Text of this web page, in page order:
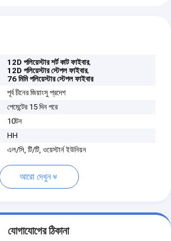
12D পলিয়েস্টার শর্ট কাট ফাইবার,
12D পলিয়েস্টার স্টেপল ফাইবার,
76 মিমি পলিয়েস্টার স্টেপল ফাইবার
পূর্ব চীনের জিয়াংসু প্রদেশ
পেমেন্টের 15 দিন পরে
10টন
HH
এল/সি, টি/টি, ওয়েস্টার্ন ইউনিয়ন
আরো দেখুন
যোগাযোগের ঠিকানা